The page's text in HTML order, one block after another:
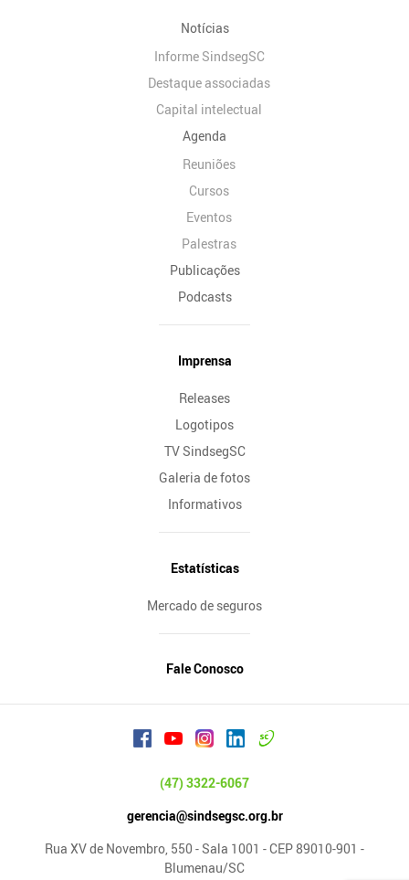
Notícias
Informe SindsegSC
Destaque associadas
Capital intelectual
Agenda
Reuniões
Cursos
Eventos
Palestras
Publicações
Podcasts
Imprensa
Releases
Logotipos
TV SindsegSC
Galeria de fotos
Informativos
Estatísticas
Mercado de seguros
Fale Conosco
(47) 3322-6067
gerencia@sindsegsc.org.br
Rua XV de Novembro, 550 - Sala 1001 - CEP 89010-901 -
Blumenau/SC